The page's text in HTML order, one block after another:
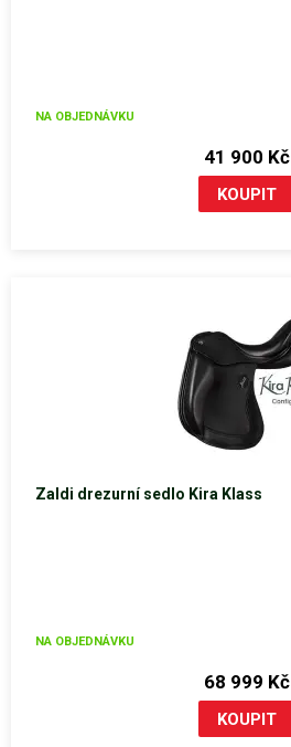
NA OBJEDNÁVKU
41 900 Kč
Zaldi drezurní sedlo Kira Klass
NA OBJEDNÁVKU
68 999 Kč